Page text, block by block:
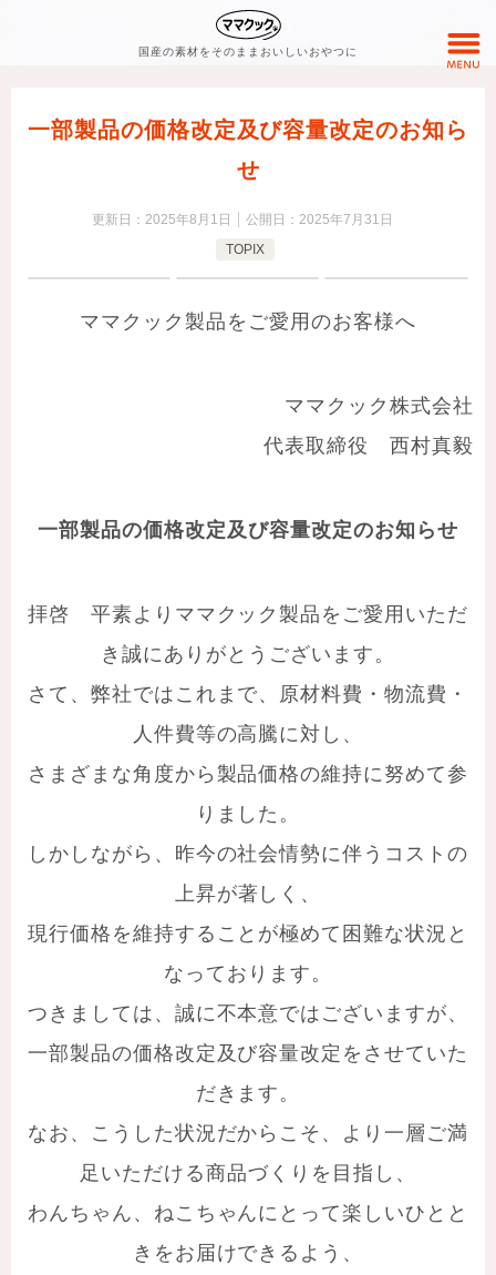
国産の素材をそのままおいしいおやつに
一部製品の価格改定及び容量改定のお知ら
せ
更新日： 2025年8月1日 公開日： 2025年7月31日
TOPIX
ママクック製品をご愛用のお客様へ
ママクック株式会社
代表取締役 西村真毅
一部製品の価格改定及び容量改定のお知らせ
拝啓 平素よりママクック製品をご愛用いただ
き誠にありがとうございます。
さて、弊社ではこれまで、原材料費・物流費・
人件費等の高騰に対し、
さまざまな角度から製品価格の維持に努めて参
りました。
しかしながら、昨今の社会情勢に伴うコストの
上昇が著しく、
現行価格を維持することが極めて困難な状況と
なっております。
つきましては、誠に不本意ではございますが、
一部製品の価格改定及び容量改定をさせていた
だきます。
なお、こうした状況だからこそ、より一層ご満
足いただける商品づくりを目指し、
わんちゃん、ねこちゃんにとって楽しいひとと
きをお届けできるよう、